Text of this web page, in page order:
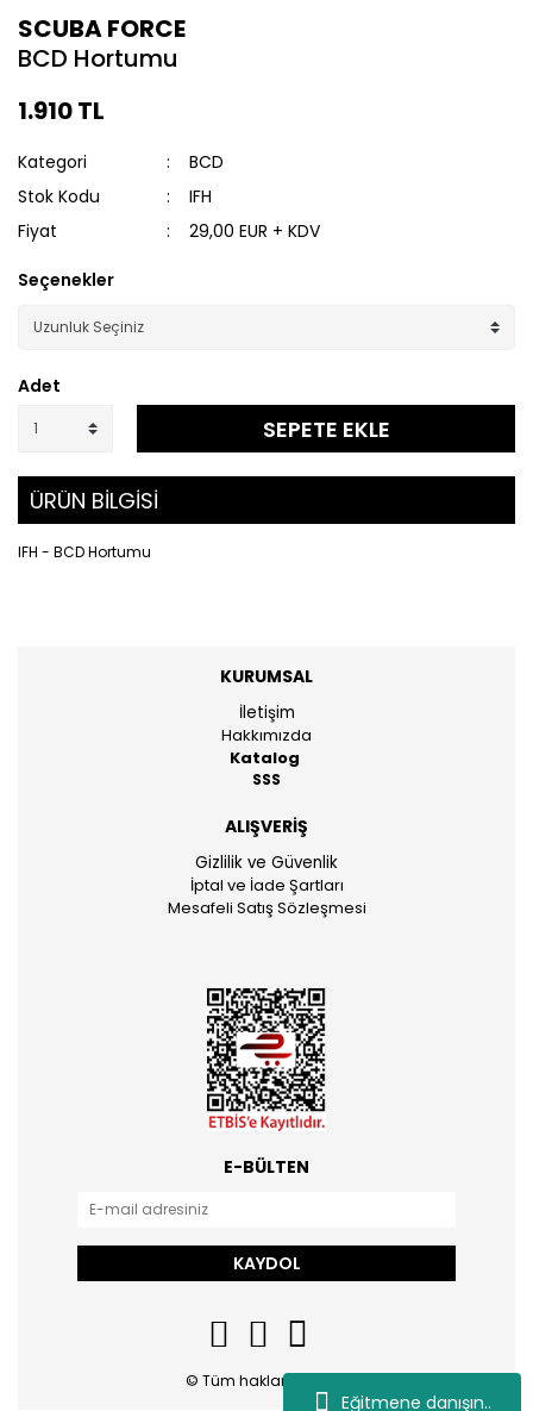
Eğitmene danışın..
SCUBA FORCE
BCD Hortumu
1.910 TL
Kategori
BCD
Stok Kodu
IFH
Fiyat
29,00 EUR + KDV
Seçenekler
Adet
SEPETE EKLE
ÜRÜN BİLGİSİ
IFH - BCD Hortumu
KURUMSAL
İletişim
Hakkımızda
Katalog
SSS
ALIŞVERİŞ
Gizlilik ve Güvenlik
İptal ve İade Şartları
Mesafeli Satış Sözleşmesi
E-BÜLTEN
KAYDOL
© Tüm hakları saklıdır.